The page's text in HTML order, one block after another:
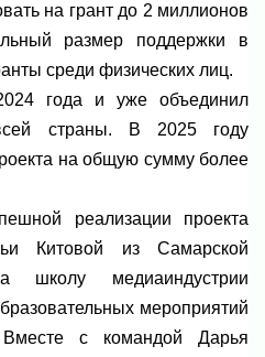
на грант до 2 миллионов
размер поддержки в
среди физических лиц.
года и уже объединил
страны. В 2025 году
на общую сумму более
реализации проекта
Китовой из Самарской
школу медиаиндустрии
мероприятий
Вместе с командой Дарья